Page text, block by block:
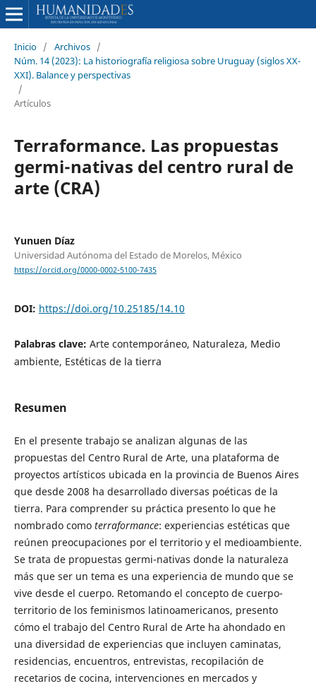
Inicio / Archivos /
Núm. 14 (2023): La historiografía religiosa sobre Uruguay (siglos XX-
XXI). Balance y perspectivas
/
Artículos
Terraformance. Las propuestas
germi-nativas del centro rural de
arte (CRA)
Yunuen Díaz
Universidad Autónoma del Estado de Morelos, México
https://orcid.org/0000-0002-5100-7435
DOI: https://doi.org/10.25185/14.10
Palabras clave: Arte contemporáneo, Naturaleza, Medio
ambiente, Estéticas de la tierra
Resumen
En el presente trabajo se analizan algunas de las
propuestas del Centro Rural de Arte, una plataforma de
proyectos artísticos ubicada en la provincia de Buenos Aires
que desde 2008 ha desarrollado diversas poéticas de la
tierra. Para comprender su práctica presento lo que he
nombrado como terraformance: experiencias estéticas que
reúnen preocupaciones por el territorio y el medioambiente.
Se trata de propuestas germi-nativas donde la naturaleza
más que ser un tema es una experiencia de mundo que se
vive desde el cuerpo. Retomando el concepto de cuerpo-
territorio de los feminismos latinoamericanos, presento
cómo el trabajo del Centro Rural de Arte ha ahondado en
una diversidad de experiencias que incluyen caminatas,
residencias, encuentros, entrevistas, recopilación de
recetarios de cocina, intervenciones en mercados y